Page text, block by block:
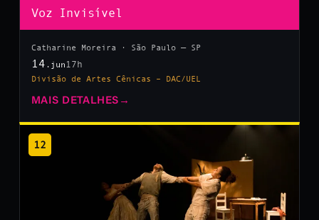
Voz Invisível
Catharine Moreira · São Paulo — SP
14 .jun 17h
Divisão de Artes Cênicas – DAC/UEL
MAIS DETALHES →
12